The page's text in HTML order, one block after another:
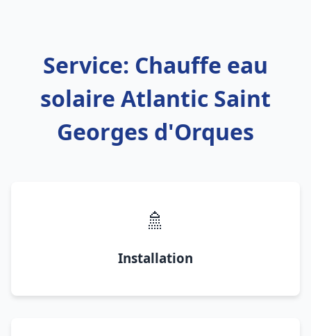
Service: Chauffe eau
solaire Atlantic Saint
Georges d'Orques
🚿
Installation